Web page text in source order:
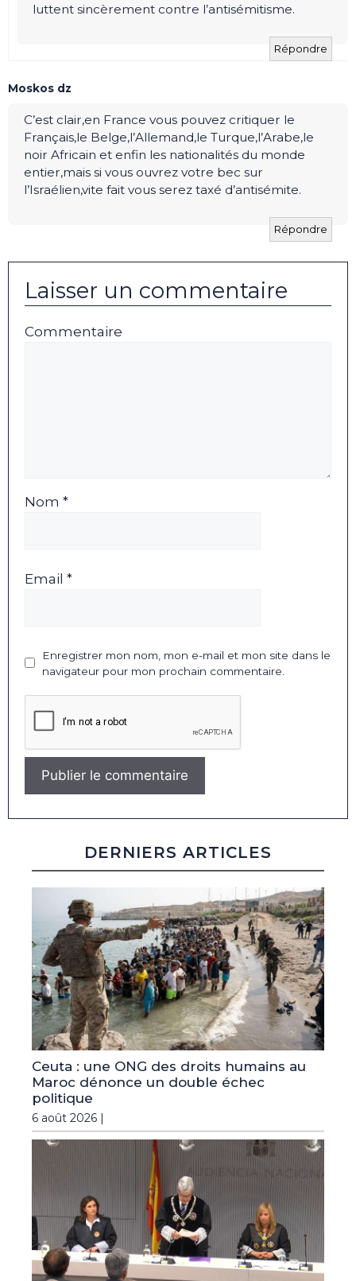
luttent sincèrement contre l’antisémitisme.
Répondre
Moskos dz
C’est clair,en France vous pouvez critiquer le
Français,le Belge,l’Allemand,le Turque,l’Arabe,le
noir Africain et enfin les nationalités du monde
entier,mais si vous ouvrez votre bec sur
l’Israélien,vite fait vous serez taxé d’antisémite.
Répondre
Laisser un commentaire
Commentaire
Nom *
Email *
Enregistrer mon nom, mon e-mail et mon site dans le
navigateur pour mon prochain commentaire.
DERNIERS ARTICLES
Ceuta : une ONG des droits humains au
Maroc dénonce un double échec
politique
6 août 2026 |